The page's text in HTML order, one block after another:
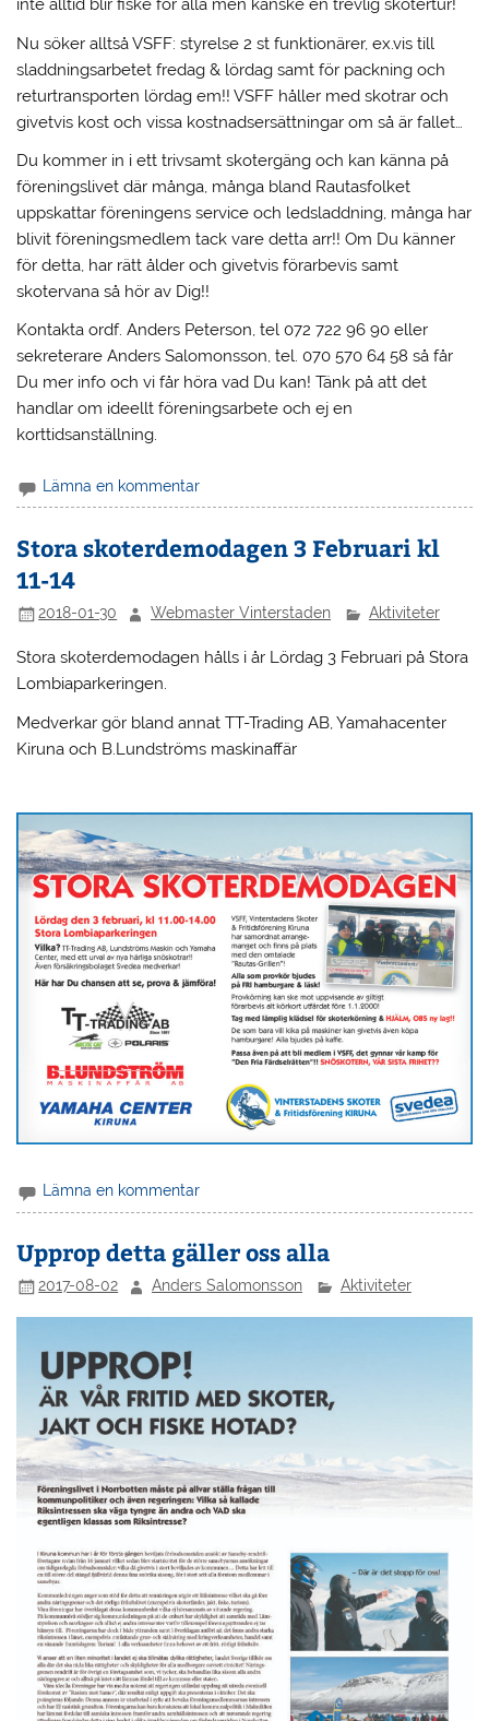
inte alltid blir fiske för alla men kanske en trevlig skotertur!
Nu söker alltså VSFF: styrelse 2 st funktionärer, ex.vis till
sladdningsarbetet fredag & lördag samt för packning och
returtransporten lördag em!! VSFF håller med skotrar och
givetvis kost och vissa kostnadsersättningar om så är fallet…
Du kommer in i ett trivsamt skotergäng och kan känna på
föreningslivet där många, många bland Rautasfolket
uppskattar föreningens service och ledsladdning, många har
blivit föreningsmedlem tack vare detta arr!! Om Du känner
för detta, har rätt ålder och givetvis förarbevis samt
skotervana så hör av Dig!!
Kontakta ordf. Anders Peterson, tel 072 722 96 90 eller
sekreterare Anders Salomonsson, tel. 070 570 64 58 så får
Du mer info och vi får höra vad Du kan! Tänk på att det
handlar om ideellt föreningsarbete och ej en
korttidsanställning.
Lämna en kommentar
Stora skoterdemodagen 3 Februari kl
11-14
2018-01-30 Webmaster Vinterstaden Aktiviteter
Stora skoterdemodagen hålls i år Lördag 3 Februari på Stora
Lombiaparkeringen.
Medverkar gör bland annat TT-Trading AB, Yamahacenter
Kiruna och B.Lundströms maskinaffär
Lämna en kommentar
Upprop detta gäller oss alla
2017-08-02 Anders Salomonsson Aktiviteter